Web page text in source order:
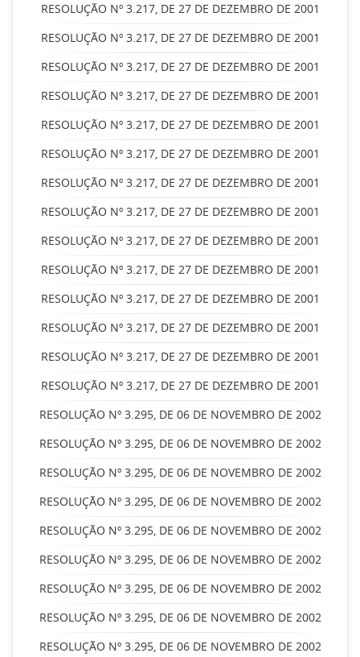
RESOLUÇÃO Nº 3.217, DE 27 DE DEZEMBRO DE 2001
RESOLUÇÃO Nº 3.217, DE 27 DE DEZEMBRO DE 2001
RESOLUÇÃO Nº 3.217, DE 27 DE DEZEMBRO DE 2001
RESOLUÇÃO Nº 3.217, DE 27 DE DEZEMBRO DE 2001
RESOLUÇÃO Nº 3.217, DE 27 DE DEZEMBRO DE 2001
RESOLUÇÃO Nº 3.217, DE 27 DE DEZEMBRO DE 2001
RESOLUÇÃO Nº 3.217, DE 27 DE DEZEMBRO DE 2001
RESOLUÇÃO Nº 3.217, DE 27 DE DEZEMBRO DE 2001
RESOLUÇÃO Nº 3.217, DE 27 DE DEZEMBRO DE 2001
RESOLUÇÃO Nº 3.217, DE 27 DE DEZEMBRO DE 2001
RESOLUÇÃO Nº 3.217, DE 27 DE DEZEMBRO DE 2001
RESOLUÇÃO Nº 3.217, DE 27 DE DEZEMBRO DE 2001
RESOLUÇÃO Nº 3.217, DE 27 DE DEZEMBRO DE 2001
RESOLUÇÃO Nº 3.217, DE 27 DE DEZEMBRO DE 2001
RESOLUÇÃO Nº 3.295, DE 06 DE NOVEMBRO DE 2002
RESOLUÇÃO Nº 3.295, DE 06 DE NOVEMBRO DE 2002
RESOLUÇÃO Nº 3.295, DE 06 DE NOVEMBRO DE 2002
RESOLUÇÃO Nº 3.295, DE 06 DE NOVEMBRO DE 2002
RESOLUÇÃO Nº 3.295, DE 06 DE NOVEMBRO DE 2002
RESOLUÇÃO Nº 3.295, DE 06 DE NOVEMBRO DE 2002
RESOLUÇÃO Nº 3.295, DE 06 DE NOVEMBRO DE 2002
RESOLUÇÃO Nº 3.295, DE 06 DE NOVEMBRO DE 2002
RESOLUÇÃO Nº 3.295, DE 06 DE NOVEMBRO DE 2002